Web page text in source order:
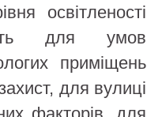
освітленості
для умов
приміщень
для вулиці